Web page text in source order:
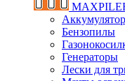
Бензопилы
Генераторы
Лески для